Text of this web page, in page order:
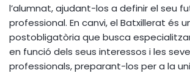
l’alumnat, ajudant-los a definir el seu
professional. En canvi, el Batxillerat és
postobligatòria que busca
en funció dels seus interessos i les
professionals, preparant-los per a la